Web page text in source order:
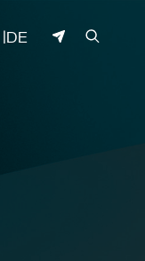
DE